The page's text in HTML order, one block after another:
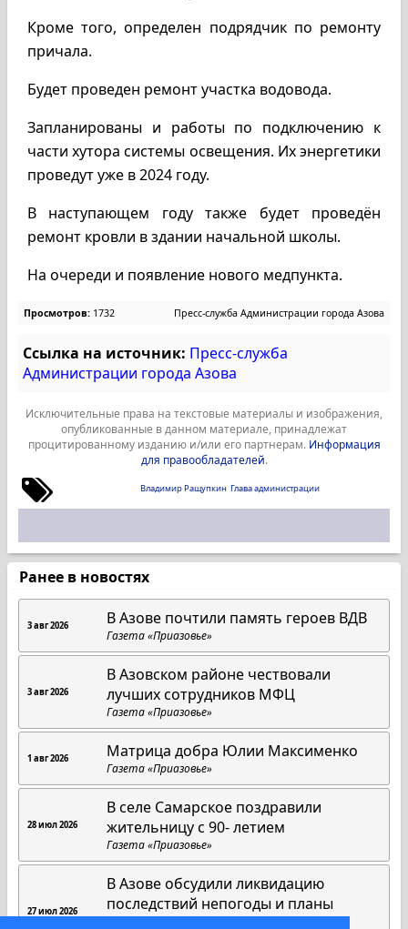
Кроме того, определен подрядчик по ремонту
причала.
Будет проведен ремонт участка водовода.
Запланированы и работы по подключению к
части хутора системы освещения. Их энергетики
проведут уже в 2024 году.
В наступающем году также будет проведён
ремонт кровли в здании начальной школы.
На очереди и появление нового медпункта.
Просмотров: 1732 Пресс-служба Администрации города Азова
Ссылка на источник: Пресс-служба
Администрации города Азова
Исключительные права на текстовые материалы и изображения,
опубликованные в данном материале, принадлежат
процитированному изданию и/или его партнерам. Информация
для правообладателей.
Владимир Ращупкин Глава администрации
Ранее в новостях
3 авг 2026 В Азове почтили память героев ВДВ
Газета «Приазовье»
3 авг 2026
В Азовском районе чествовали
лучших сотрудников МФЦ
Газета «Приазовье»
1 авг 2026 Матрица добра Юлии Максименко
Газета «Приазовье»
28 июл 2026
В селе Самарское поздравили
жительницу с 90- летием
Газета «Приазовье»
27 июл 2026
В Азове обсудили ликвидацию
последствий непогоды и планы